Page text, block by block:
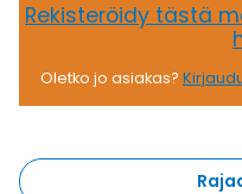
Rekisteröidy tästä
Oletko jo asiakas?